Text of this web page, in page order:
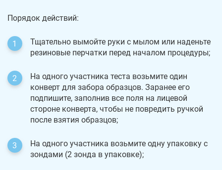
Порядок действий:
Тщательно вымойте руки с мылом или наденьте
резиновые перчатки перед началом процедуры;
На одного участника теста возьмите один
конверт для забора образцов. Заранее его
подпишите, заполнив все поля на лицевой
стороне конверта, чтобы не повредить ручкой
после взятия образцов;
На одного участника возьмите одну упаковку с
зондами (2 зонда в упаковке);